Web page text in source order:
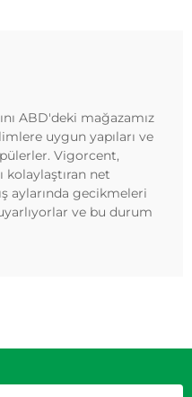
ABD'deki mağazamız
uygun yapıları ve
Vigorcent,
kolaylaştıran net
aylarında gecikmeleri
ve bu durum